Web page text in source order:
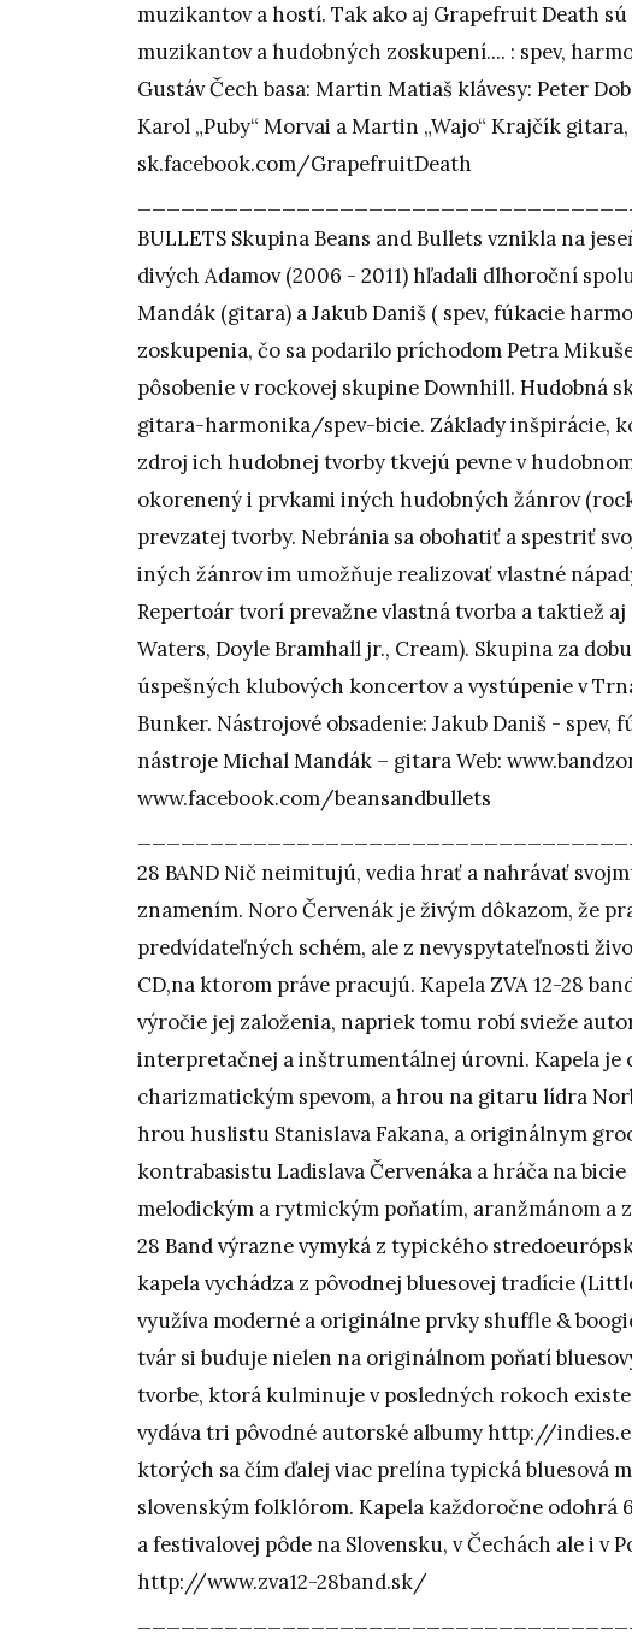
muzikantov a hostí. Tak ako aj Grapefruit Death
muzikantov a hudobných zoskupení.... : spev,
Gustáv Čech basa: Martin Matiaš klávesy: Peter
Karol „Puby“ Morvai a Martin „Wajo“ Krajčík
sk.facebook.com/GrapefruitDeath
BULLETS Skupina Beans and Bullets vznikla na
divých Adamov (2006 - 2011) hľadali dlhoroční
Mandák (gitara) a Jakub Daniš ( spev, fúkacie
zoskupenia, čo sa podarilo príchodom Petra
pôsobenie v rockovej skupine Downhill. Hudobná
gitara-harmonika/spev-bicie. Základy inšpirácie,
zdroj ich hudobnej tvorby tkvejú pevne v
okorenený i prvkami iných hudobných žánrov
prevzatej tvorby. Nebránia sa obohatiť a spestriť
iných žánrov im umožňuje realizovať vlastné
Repertoár tvorí prevažne vlastná tvorba a taktiež
Waters, Doyle Bramhall jr., Cream). Skupina za
úspešných klubových koncertov a vystúpenie v
Bunker. Nástrojové obsadenie: Jakub Daniš -
nástroje Michal Mandák – gitara Web:
www.facebook.com/beansandbullets
28 BAND Nič neimitujú, vedia hrať a nahrávať
znamením. Noro Červenák je živým dôkazom, že
predvídateľných schém, ale z nevyspytateľnosti
CD,na ktorom práve pracujú. Kapela ZVA 12-28
výročie jej založenia, napriek tomu robí svieže
interpretačnej a inštrumentálnej úrovni. Kapela
charizmatickým spevom, a hrou na gitaru lídra
hrou huslistu Stanislava Fakana, a originálnym
kontrabasistu Ladislava Červenáka a hráča na
melodickým a rytmickým poňatím, aranžmánom a
28 Band výrazne vymyká z typického
kapela vychádza z pôvodnej bluesovej tradície
využíva moderné a originálne prvky shuffle &
tvár si buduje nielen na originálnom poňatí
tvorbe, ktorá kulminuje v posledných rokoch
vydáva tri pôvodné autorské albumy http://
ktorých sa čím ďalej viac prelína typická bluesová
slovenským folklórom. Kapela každoročne odohrá
a festivalovej pôde na Slovensku, v Čechách ale i v
http://www.zva12-28band.sk/